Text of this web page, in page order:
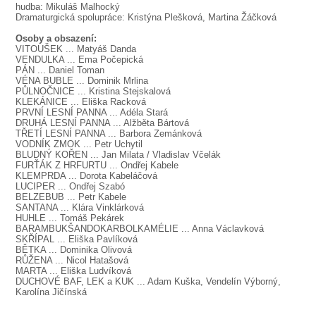
hudba: Mikuláš Malhocký
Dramaturgická spolupráce: Kristýna Plešková, Martina Žáčková
Osoby a obsazení:
VITOUŠEK ... Matyáš Danda
VENDULKA ... Ema Počepická
PÁN ... Daniel Toman
VÉNA BUBLE ... Dominik Mrlina
PŮLNOČNICE ... Kristina Stejskalová
KLEKÁNICE ... Eliška Racková
PRVNÍ LESNÍ PANNA ... Adéla Stará
DRUHÁ LESNÍ PANNA ... Alžběta Bártová
TŘETÍ LESNÍ PANNA ... Barbora Zemánková
VODNÍK ZMOK ... Petr Uchytil
BLUDNÝ KOŘEN ... Jan Milata / Vladislav Včelák
FURŤÁK Z HRFURTU ... Ondřej Kabele
KLEMPRDA ... Dorota Kabeláčová
LUCIPER
... Ondřej Szabó
BELZEBUB ... Petr Kabele
SANTANA ... Klára Vinklárková
HUHLE ... Tomáš Pekárek
BARAMBUKŠANDOKARBOLKAMÉLIE ... Anna Václavková
SKŘÍPAL
... Eliška Pavlíková
BĚTKA ... Dominika Olivová
RŮŽENA
... Nicol Hatašová
MARTA ... Eliška Ludvíková
DUCHOVÉ BAF, LEK a KUK ... Adam Kuška, Vendelín Výborný,
Karolína Jičínská